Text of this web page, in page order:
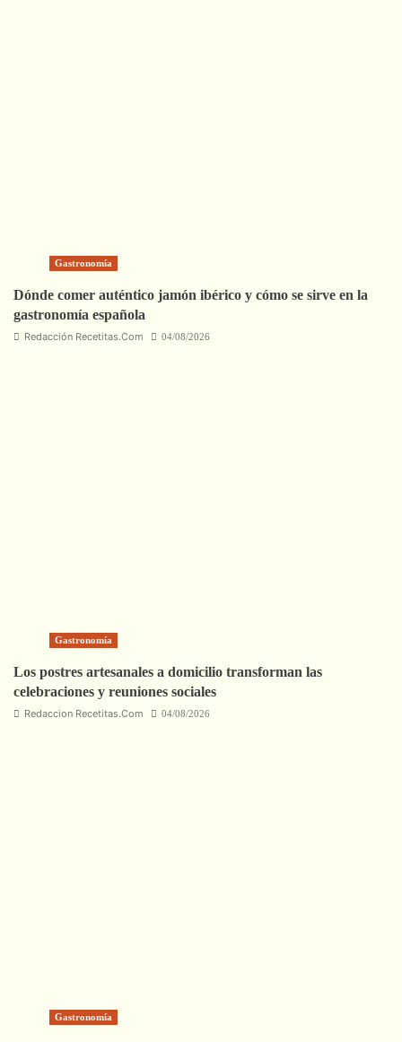
Gastronomía
Dónde comer auténtico jamón ibérico y cómo se sirve en la
gastronomía española
Redacción Recetitas.Com 04/08/2026
Gastronomía
Los postres artesanales a domicilio transforman las
celebraciones y reuniones sociales
Redaccion Recetitas.Com 04/08/2026
Gastronomía